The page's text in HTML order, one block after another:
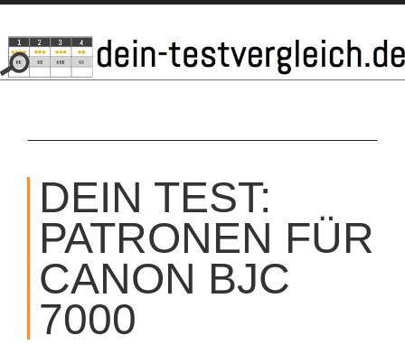
SKIP
CONTENT
DEIN TEST:
PATRONEN FÜR
CANON BJC
7000